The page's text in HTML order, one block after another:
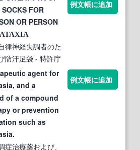
FOR
OR PERSON
ATAXIA
律神経失調者のた
防汗足袋 - 特許庁
例文帳に追加
agent for
and a
of a compound
or prevention
such as
治療薬および、
例文帳に追加